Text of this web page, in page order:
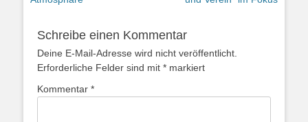
Schreibe einen Kommentar
Deine E-Mail-Adresse wird nicht veröffentlicht.
Erforderliche Felder sind mit * markiert
Kommentar *